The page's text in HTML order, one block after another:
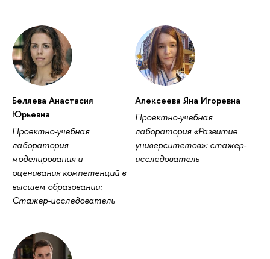
Беляева Анастасия
Юрьевна
Проектно-учебная
лаборатория
моделирования и
оценивания компетенций в
высшем образовании:
Стажер-исследователь
Алексеева Яна Игоревна
Проектно-учебная
лаборатория «Развитие
университетов»: стажер-
исследователь